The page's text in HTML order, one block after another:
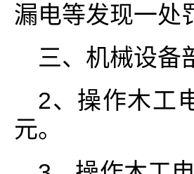
漏电等发现一处
三、机械设备
2、操作木工
元。